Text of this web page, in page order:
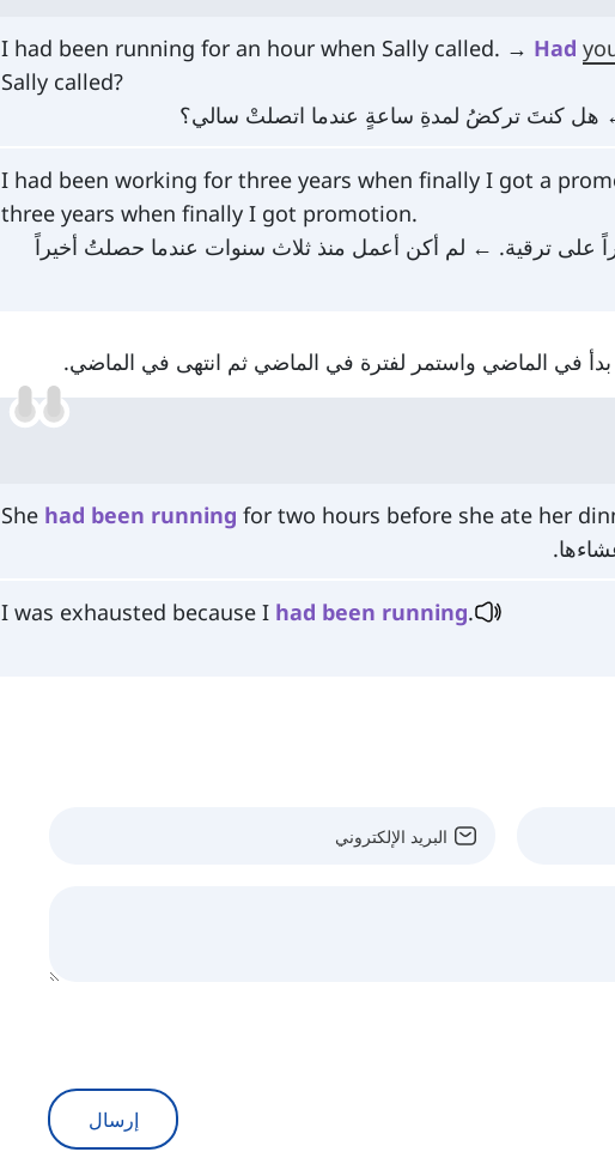
I had been running for an hour when Sally called. → Had
Sally called?
كنتَ تركضُ لمدةِ ساعةٍ عندما اتصلتْ سالي؟
I had been working for three years when finally I got a
three years when finally I got promotion.
على ترقية. ← لم أكن أعمل منذ ثلاث سنوات عندما حصلتُ أخيراً
في الماضي واستمر لفترة في الماضي ثم انتهى في الماضي.
She had been running for two hours before she ate her
I was exhausted because I had been running.
إرسال